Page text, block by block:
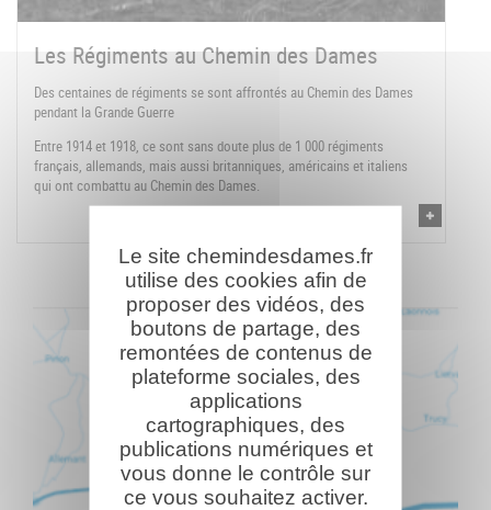
Les Régiments au Chemin des Dames
Des centaines de régiments se sont affrontés au Chemin des Dames
pendant la Grande Guerre
Entre 1914 et 1918, ce sont sans doute plus de 1 000 régiments
français, allemands, mais aussi britanniques, américains et italiens
qui ont combattu au Chemin des Dames.
Le site chemindesdames.fr
utilise des cookies afin de
proposer des vidéos, des
boutons de partage, des
remontées de contenus de
plateforme sociales, des
applications
cartographiques, des
publications numériques et
vous donne le contrôle sur
ce vous souhaitez activer.